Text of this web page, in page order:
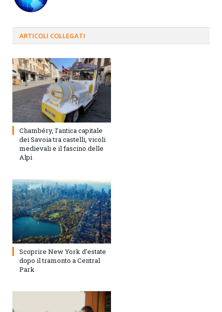
ARTICOLI COLLEGATI
Chambéry, l’antica capitale
dei Savoia tra castelli, vicoli
medievali e il fascino delle
Alpi
Scoprire New York d’estate
dopo il tramonto a Central
Park